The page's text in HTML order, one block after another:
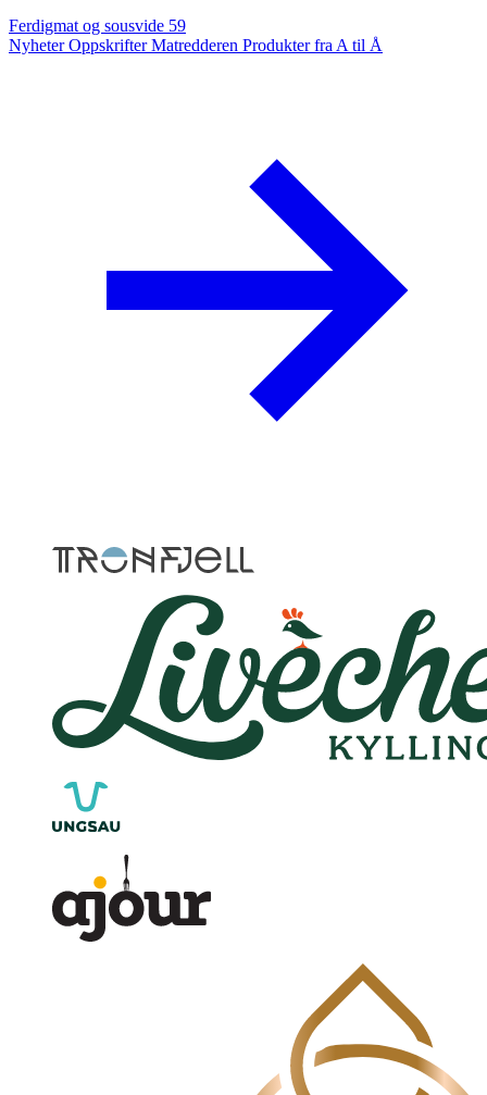
Ferdigmat og sousvide 59
NyheterOppskrifterMatredderen Produkter fra A til Å